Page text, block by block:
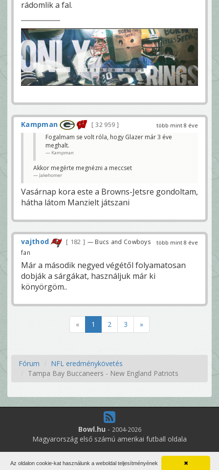
rádomlik a fal.
több mint 8 éve
Kampman
32 959
Fogalmam se volt róla, hogy Glazer már 3 éve
meghalt.
Kampman
Akkor megérte megnézni a meccset
Jakehomer
Vasárnap kora este a Browns-Jetsre gondoltam,
hátha látom Manzielt játszani
több mint 8 éve
vajthod 182
— Bucs and Cowboys
fan
Már a második negyed végétől folyamatosan
dobják a sárgákat, használjuk már ki
könyörgöm..
« 1 2 3 »
Fórum
NFL eredménykövetés
Tampa Bay Buccaneers - New England Patriots
Bowl.hu - 2004-2026
Magyarország első számú amerikai futball oldala
9
online felhasználó
✖
Az oldalon cookie-kat használunk a weboldal teljesítményének